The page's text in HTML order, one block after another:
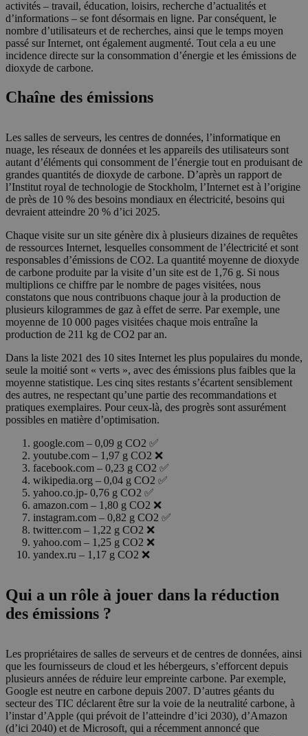
activités – travail, éducation, loisirs, recherche d’actualités et
d’informations – se font désormais en ligne. Par conséquent, le
nombre d’utilisateurs et de recherches, ainsi que le temps moyen
passé sur Internet, ont également augmenté. Tout cela a eu une
incidence directe sur la consommation d’énergie et les émissions de
dioxyde de carbone.
Chaîne des émissions
Les salles de serveurs, les centres de données, l’informatique en
nuage, les réseaux de données et les appareils des utilisateurs sont
autant d’éléments qui consomment de l’énergie tout en produisant de
grandes quantités de dioxyde de carbone. D’après un rapport de
l’Institut royal de technologie de Stockholm, l’Internet est à l’origine
de près de 10 % des besoins mondiaux en électricité, besoins qui
devraient atteindre 20 % d’ici 2025.
Chaque visite sur un site génère dix à plusieurs dizaines de requêtes
de ressources Internet, lesquelles consomment de l’électricité et sont
responsables d’émissions de CO2. La quantité moyenne de dioxyde
de carbone produite par la visite d’un site est de 1,76 g. Si nous
multiplions ce chiffre par le nombre de pages visitées, nous
constatons que nous contribuons chaque jour à la production de
plusieurs kilogrammes de gaz à effet de serre. Par exemple, une
moyenne de 10 000 pages visitées chaque mois entraîne la
production de 211 kg de CO2 par an.
Dans la liste 2021 des 10 sites Internet les plus populaires du monde,
seule la moitié sont « verts », avec des émissions plus faibles que la
moyenne statistique. Les cinq sites restants s’écartent sensiblement
des autres, ne respectant qu’une partie des recommandations et
pratiques exemplaires. Pour ceux-là, des progrès sont assurément
possibles en matière d’optimisation.
google.com – 0,09 g CO2 ✅
youtube.com – 1,97 g CO2 ❌
facebook.com – 0,23 g CO2 ✅
wikipedia.org – 0,04 g CO2 ✅
yahoo.co.jp- 0,76 g CO2 ✅
amazon.com – 1,80 g CO2 ❌
instagram.com – 0,82 g CO2 ✅
twitter.com – 1,22 g CO2 ❌
yahoo.com – 1,25 g CO2 ❌
yandex.ru – 1,17 g CO2 ❌
Qui a un rôle à jouer dans la réduction
des émissions ?
Les propriétaires de salles de serveurs et de centres de données, ainsi
que les fournisseurs de cloud et les hébergeurs, s’efforcent depuis
plusieurs années de réduire leur empreinte carbone. Par exemple,
Google est neutre en carbone depuis 2007. D’autres géants du
secteur des TIC déclarent être sur la voie de la neutralité carbone, à
l’instar d’Apple (qui prévoit de l’atteindre d’ici 2030), d’Amazon
(d’ici 2040) et de Microsoft, qui a récemment annoncé que